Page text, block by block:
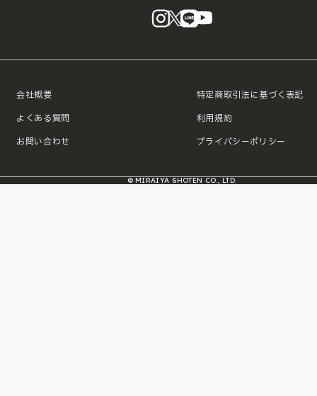
instagram
X LINE
会社概要
よくある質問
お問い合わせ
特定商取引法に基づく表記
利用規約
プライバシーポリシー
© MIRAIYA SHOTEN CO., LTD.